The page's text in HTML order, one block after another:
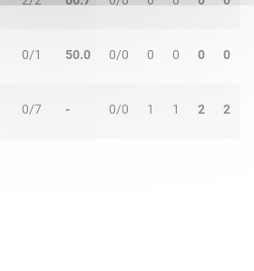
0/1 50.0 0/0 0 0 0 0
0/7 - 0/0 1 1 2 2